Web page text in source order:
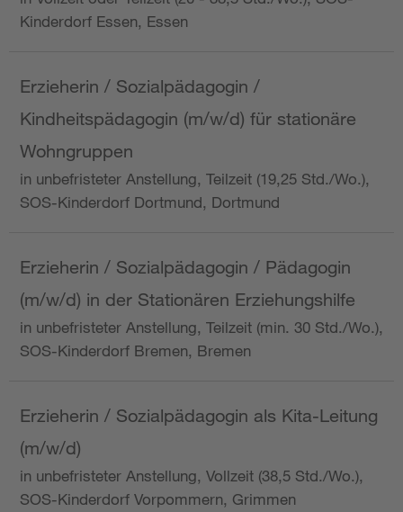
Kinderdorf Essen, Essen
Erzieherin / Sozialpädagogin /
Kindheitspädagogin (m/w/d) für stationäre
Wohngruppen
in unbefristeter Anstellung, Teilzeit (19,25 Std./Wo.),
SOS-Kinderdorf Dortmund, Dortmund
Erzieherin / Sozialpädagogin / Pädagogin
(m/w/d) in der Stationären Erziehungshilfe
in unbefristeter Anstellung, Teilzeit (min. 30 Std./Wo.),
SOS-Kinderdorf Bremen, Bremen
Erzieherin / Sozialpädagogin als Kita-Leitung
(m/w/d)
in unbefristeter Anstellung, Vollzeit (38,5 Std./Wo.),
SOS-Kinderdorf Vorpommern, Grimmen